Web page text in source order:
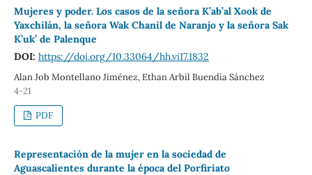
Mujeres y poder. Los casos de la señora K’ab’al Xook de
Yaxchilán, la señora Wak Chanil de Naranjo y la señora Sak
K’uk’ de Palenque
DOI: https://doi.org/10.33064/hh.vi17.1832
Alan Job Montellano Jiménez, Ethan Arbil Buendía Sánchez
4-21
PDF
Representación de la mujer en la sociedad de
Aguascalientes durante la época del Porfiriato